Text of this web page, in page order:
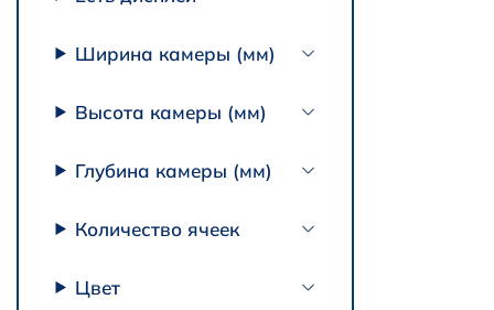
Ширина камеры (мм)
Высота камеры (мм)
Глубина камеры (мм)
Количество ячеек
Цвет